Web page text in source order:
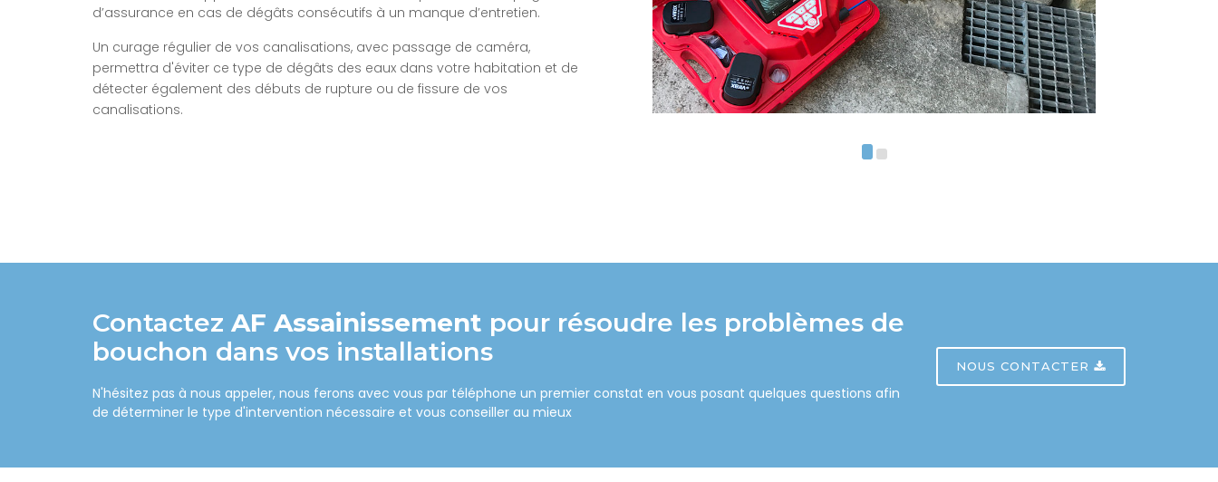
d’assurance en cas de dégâts consécutifs à un manque d’entretien.
Un curage régulier de vos canalisations, avec passage de caméra,
permettra d'éviter ce type de dégâts des eaux dans votre habitation et de
détecter également des débuts de rupture ou de fissure de vos
canalisations.
Contactez AF Assainissement pour résoudre les problèmes de
bouchon dans vos installations
N'hésitez pas à nous appeler, nous ferons avec vous par téléphone un premier constat en vous posant quelques questions afin
de déterminer le type d'intervention nécessaire et vous conseiller au mieux
NOUS CONTACTER